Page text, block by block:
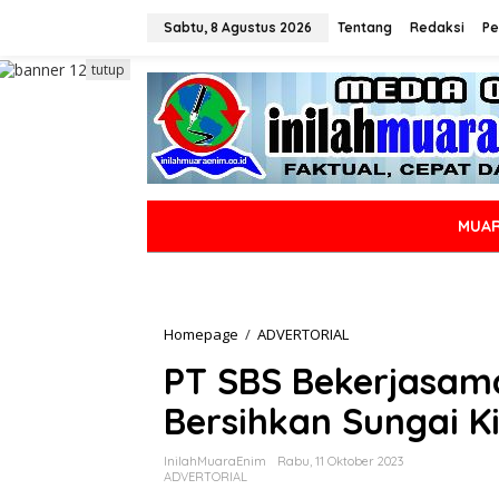
a
Sabtu, 8 Agustus 2026 Tentang Redaksi
tutup
Homepage / ADVERTORIAL
S
B
S
B
e
PT SBS
Bersihkan Sungai
InilahMuaraEnim
Rabu, 11 Oktober 2023
ADVERTORIAL